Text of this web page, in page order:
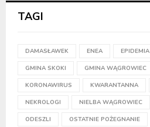
TAGI
DAMASŁAWEK ENEA EPIDEMIA
GMINA SKOKI GMINA WĄGROWIEC
KORONAWIRUS KWARANTANNA
NEKROLOGI NIELBA WĄGROWIEC
ODESZLI OSTATNIE POŻEGNANIE